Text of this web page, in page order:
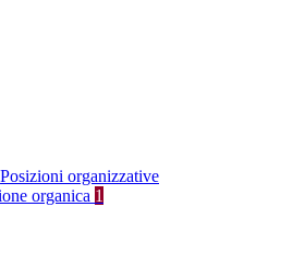
Posizioni organizzative
organica 1